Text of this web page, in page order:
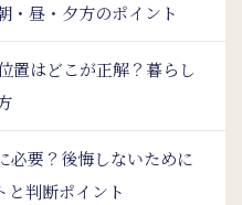
・昼・夕方のポイント
置はどこが正解？暮らし
必要？後悔しないために
と判断ポイント